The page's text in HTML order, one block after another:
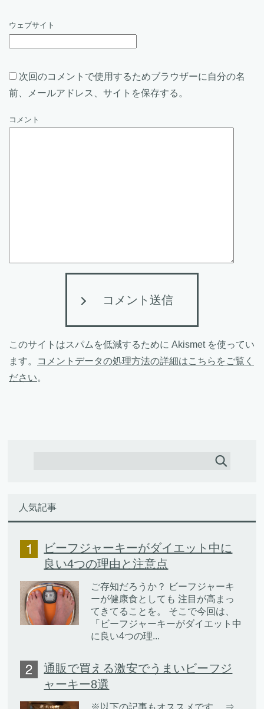
ウェブサイト
次回のコメントで使用するためブラウザーに自分の名
前、メールアドレス、サイトを保存する。
コメント
コメント送信
このサイトはスパムを低減するために Akismet を使ってい
ます。
コメントデータの処理方法の詳細はこちらをご覧く
ださい。
人気記事
ビーフジャーキーがダイエット中に
良い4つの理由と注意点
ご存知だろうか？ ビーフジャーキ
ーが健康食としても 注目が高まっ
てきてることを。 そこで今回は、
「ビーフジャーキーがダイエット中
に良い4つの理...
通販で買える激安でうまいビーフジ
ャーキー8選
※以下の記事もオススメです。 ⇒